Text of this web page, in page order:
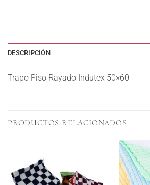
DESCRIPCIÓN
Trapo Piso Rayado Indutex 50×60
PRODUCTOS RELACIONADOS